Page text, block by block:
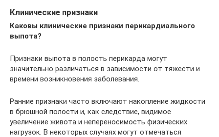
Клинические признаки
Каковы клинические признаки перикардиального
выпота?
Признаки выпота в полость перикарда могут
значительно различаться в зависимости от тяжести и
времени возникновения заболевания.
Ранние признаки часто включают накопление жидкости
в брюшной полости и, как следствие, видимое
увеличение живота и непереносимость физических
нагрузок. В некоторых случаях могут отмечаться